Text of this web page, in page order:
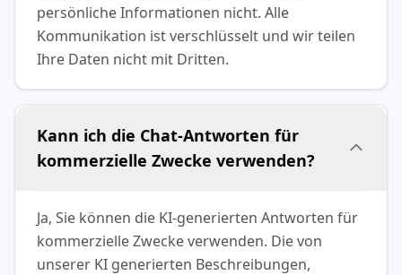
persönliche Informationen nicht. Alle
Kommunikation ist verschlüsselt und wir teilen
Ihre Daten nicht mit Dritten.
Kann ich die Chat-Antworten für
kommerzielle Zwecke verwenden?
Ja, Sie können die KI-generierten Antworten für
kommerzielle Zwecke verwenden. Die von
unserer KI generierten Beschreibungen,